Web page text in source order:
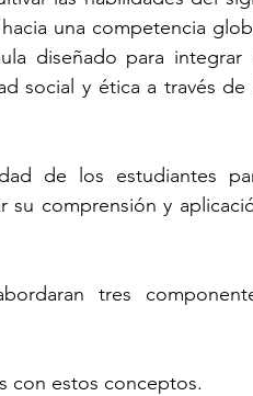
una competencia
diseñado para integrar
social y ética a través de
de los estudiantes
su comprensión y
tres
con estos conceptos.